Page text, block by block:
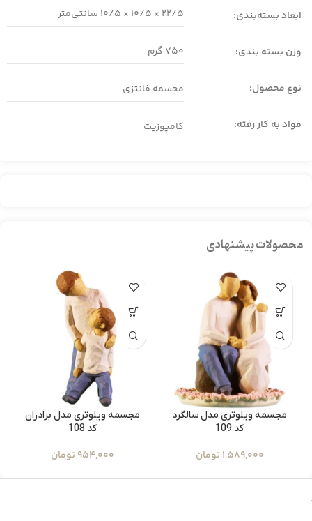
ابعاد بسته‌بندی:
وزن بسته بندی:
نوع محصول:
مواد به کار رفته:
22/5 × 10/5 × 10/5 سانتی‌متر
750 گرم
مجسمه فانتزی
کامپوزیت
محصولات پیشنهادی
مجسمه ویلوتری مدل سالگرد
کد 109
1,589,000 تومان
مجسمه ویلوتری مدل برادران
کد 108
954,000تومان